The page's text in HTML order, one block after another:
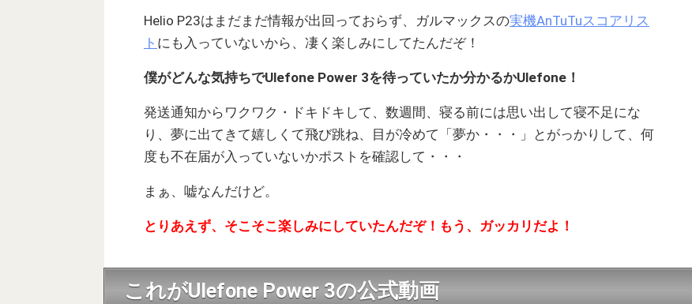
Helio P23はまだまだ情報が出回っておらず、ガルマックスの実機AnTuTuスコアリス
ト にも入っていないから、凄く楽しみにしてたんだぞ！
僕がどんな気持ちでUlefone Power 3を待っていたか分かるかUlefone！
発送通知からワクワク・ドキドキして、数週間、寝る前には思い出して寝不足にな
り、夢に出てきて嬉しくて飛び跳ね、目が冷めて「夢か・・・」とがっかりして、何
度も不在届が入っていないかポストを確認して・・・
まぁ、嘘なんだけど。
とりあえず、そこそこ楽しみにしていたんだぞ！もう、ガッカリだよ！
これがUlefone Power 3の公式動画